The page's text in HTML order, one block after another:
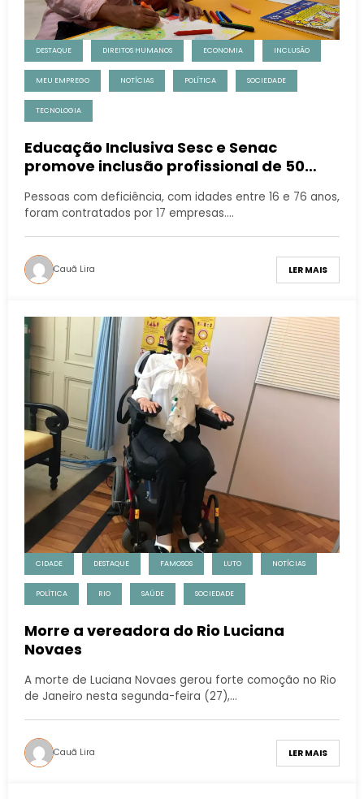
DESTAQUE DIREITOS HUMANOS ECONOMIA INCLUSÃO
MEU EMPREGO NOTÍCIAS POLÍTICA SOCIEDADE
TECNOLOGIA
Educação Inclusiva Sesc e Senac
promove inclusão profissional de 50
2025
Pessoas com deficiência, com idades entre 16 e 76 anos,
foram contratados por 17 empresas.…
Cauã Lira LER MAIS
CIDADE DESTAQUE FAMOSOS LUTO NOTÍCIAS
POLÍTICA RIO SAÚDE SOCIEDADE
Morre a vereadora do Rio Luciana
Novaes
A morte de Luciana Novaes gerou forte comoção no Rio
de Janeiro nesta segunda-feira (27),…
Cauã Lira LER MAIS